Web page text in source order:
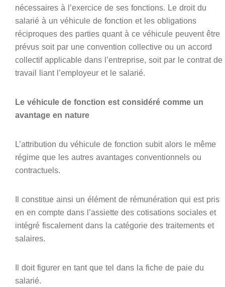
nécessaires à l’exercice de ses fonctions. Le droit du
salarié à un véhicule de fonction et les obligations
réciproques des parties quant à ce véhicule peuvent être
prévus soit par une convention collective ou un accord
collectif applicable dans l’entreprise, soit par le contrat de
travail liant l’employeur et le salarié.
Le véhicule de fonction est considéré comme un
avantage en nature
L’attribution du véhicule de fonction subit alors le même
régime que les autres avantages conventionnels ou
contractuels.
Il constitue ainsi un élément de rémunération qui est pris
en en compte dans l’assiette des cotisations sociales et
intégré fiscalement dans la catégorie des traitements et
salaires.
Il doit figurer en tant que tel dans la fiche de paie du
salarié.